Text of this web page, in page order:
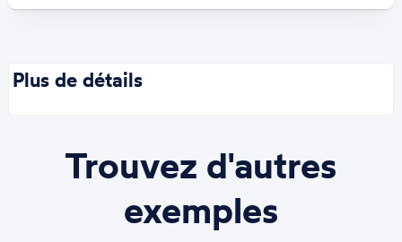
Plus de détails
Trouvez d'autres
exemples